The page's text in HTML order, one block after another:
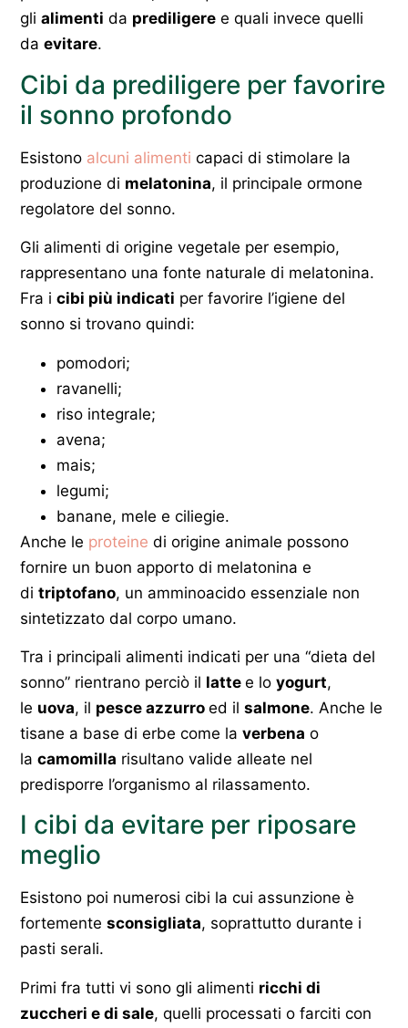
gli alimenti da prediligere e quali invece quelli
da evitare.
Cibi da prediligere per favorire
il sonno profondo
Esistono alcuni alimenti capaci di stimolare la
produzione di melatonina, il principale ormone
regolatore del sonno.
Gli alimenti di origine vegetale per esempio,
rappresentano una fonte naturale di melatonina.
Fra i cibi più indicati per favorire l’igiene del
sonno si trovano quindi:
pomodori;
ravanelli;
riso integrale;
avena;
mais;
legumi;
banane, mele e ciliegie.
Anche le proteine di origine animale possono
fornire un buon apporto di melatonina e
di triptofano, un amminoacido essenziale non
sintetizzato dal corpo umano.
Tra i principali alimenti indicati per una “dieta del
sonno” rientrano perciò il latte e lo yogurt,
le uova, il pesce azzurro ed il salmone. Anche le
tisane a base di erbe come la verbena o
la camomilla risultano valide alleate nel
predisporre l’organismo al rilassamento.
I cibi da evitare per riposare
meglio
Esistono poi numerosi cibi la cui assunzione è
fortemente sconsigliata, soprattutto durante i
pasti serali.
Primi fra tutti vi sono gli alimenti ricchi di
zuccheri e di sale, quelli processati o farciti con